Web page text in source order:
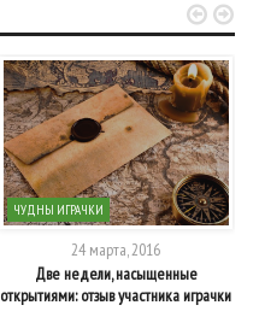
ЧУДНЫ ИГРАЧКИ
24 марта, 2016
Две недели, насыщенные
открытиями: отзыв участника играчки
 